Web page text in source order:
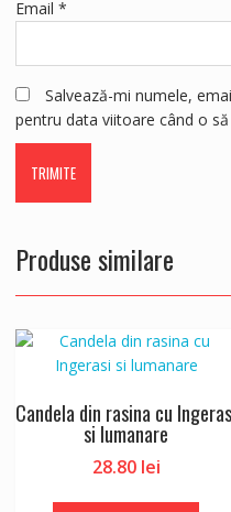
Email *
Salvează-mi numele,
pentru data viitoare când o
Produse similare
Candela din rasina cu
si lumanare
28.80 lei